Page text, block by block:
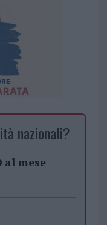
nazionali?
al mese